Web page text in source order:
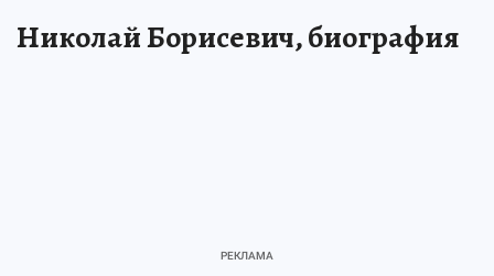
Николай Борисевич, биография